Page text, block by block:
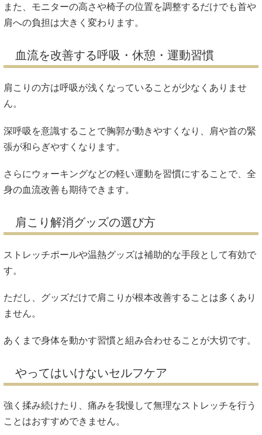
また、モニターの高さや椅子の位置を調整するだけでも首や
肩への負担は大きく変わります。
血流を改善する呼吸・休憩・運動習慣
肩こりの方は呼吸が浅くなっていることが少なくありませ
ん。
深呼吸を意識することで胸郭が動きやすくなり、肩や首の緊
張が和らぎやすくなります。
さらにウォーキングなどの軽い運動を習慣にすることで、全
身の血流改善も期待できます。
肩こり解消グッズの選び方
ストレッチポールや温熱グッズは補助的な手段として有効で
す。
ただし、グッズだけで肩こりが根本改善することは多くあり
ません。
あくまで身体を動かす習慣と組み合わせることが大切です。
やってはいけないセルフケア
強く揉み続けたり、痛みを我慢して無理なストレッチを行う
ことはおすすめできません。